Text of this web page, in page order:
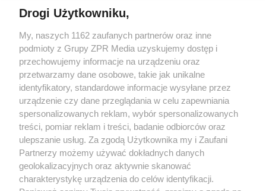
Drogi Użytkowniku,
My, naszych 1162 zaufanych partnerów oraz inne
podmioty z Grupy ZPR Media uzyskujemy dostęp i
przechowujemy informacje na urządzeniu oraz
przetwarzamy dane osobowe, takie jak unikalne
identyfikatory, standardowe informacje wysyłane przez
urządzenie czy dane przeglądania w celu zapewniania
spersonalizowanych reklam, wybór spersonalizowanych
treści, pomiar reklam i treści, badanie odbiorców oraz
ulepszanie usług. Za zgodą Użytkownika my i Zaufani
Partnerzy możemy używać dokładnych danych
geolokalizacyjnych oraz aktywnie skanować
charakterystykę urządzenia do celów identyfikacji.